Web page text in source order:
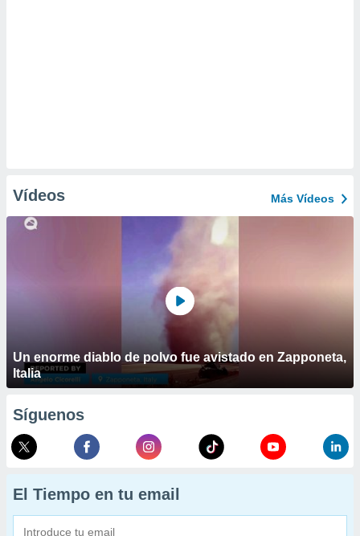
Vídeos Más Vídeos
Un enorme diablo de polvo fue avistado en Zapponeta,
Italia
Síguenos
El Tiempo en tu email